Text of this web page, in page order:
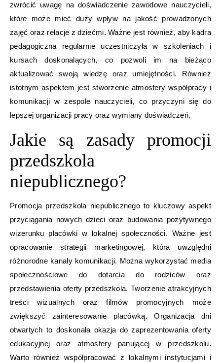
zwrócić uwagę na doświadczenie zawodowe nauczycieli,
które może mieć duży wpływ na jakość prowadzonych
zajęć oraz relacje z dziećmi. Ważne jest również, aby kadra
pedagogiczna regularnie uczestniczyła w szkoleniach i
kursach doskonalących, co pozwoli im na bieżąco
aktualizować swoją wiedzę oraz umiejętności. Również
istotnym aspektem jest stworzenie atmosfery współpracy i
komunikacji w zespole nauczycieli, co przyczyni się do
lepszej organizacji pracy oraz wymiany doświadczeń.
Jakie są zasady promocji
przedszkola
niepublicznego?
Promocja przedszkola niepublicznego to kluczowy aspekt
przyciągania nowych dzieci oraz budowania pozytywnego
wizerunku placówki w lokalnej społeczności. Ważne jest
opracowanie strategii marketingowej, która uwzględni
różnorodne kanały komunikacji. Można wykorzystać media
społecznościowe do dotarcia do rodziców oraz
przedstawienia oferty przedszkola. Tworzenie atrakcyjnych
treści wizualnych oraz filmów promocyjnych może
zwiększyć zainteresowanie placówką. Organizacja dni
otwartych to doskonała okazja do zaprezentowania oferty
edukacyjnej oraz atmosfery panującej w przedszkolu.
Warto również współpracować z lokalnymi instytucjami i